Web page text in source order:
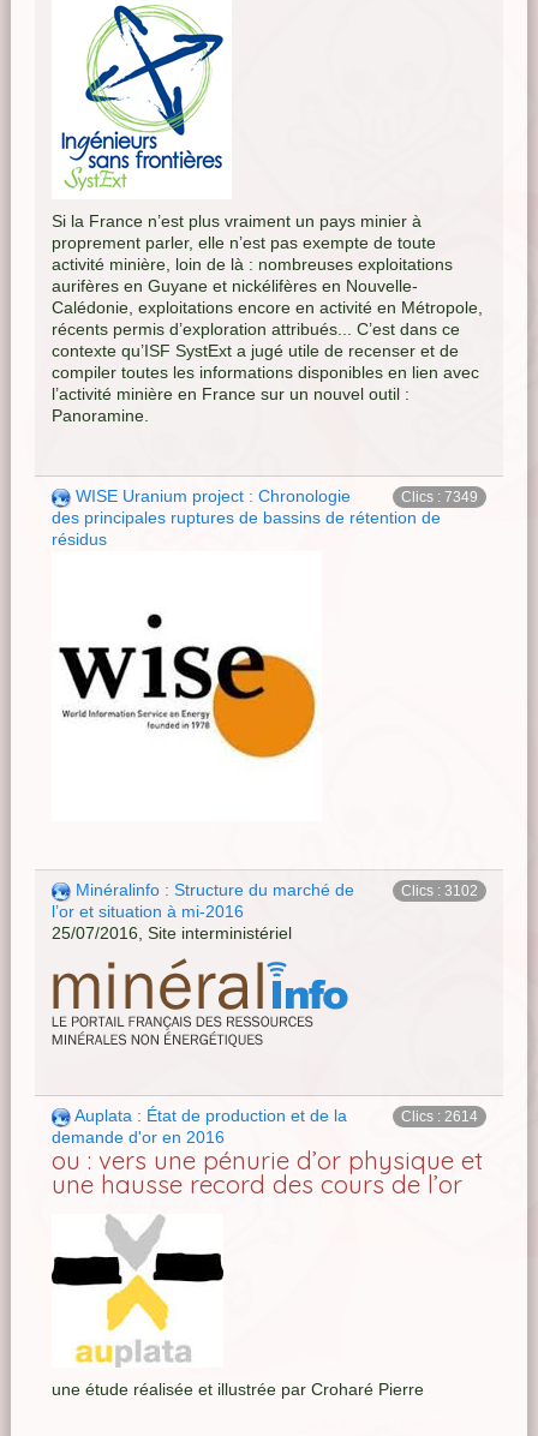
Si la France n’est plus vraiment un pays minier à
proprement parler, elle n’est pas exempte de toute
activité minière, loin de là : nombreuses exploitations
aurifères en Guyane et nickélifères en Nouvelle-
Calédonie, exploitations encore en activité en Métropole,
récents permis d’exploration attribués... C’est dans ce
contexte qu’ISF SystExt a jugé utile de recenser et de
compiler toutes les informations disponibles en lien avec
l’activité minière en France sur un nouvel outil :
Panoramine.
Clics : 7349
WISE Uranium project : Chronologie
des principales ruptures de bassins de rétention de
résidus
Clics : 3102
Minéralinfo : Structure du marché de
l’or et situation à mi-2016
25/07/2016, Site interministériel
Clics : 2614
Auplata : État de production et de la
demande d'or en 2016
ou : vers une pénurie d’or physique et
une hausse record des cours de l’or
une étude réalisée et illustrée par Croharé Pierre